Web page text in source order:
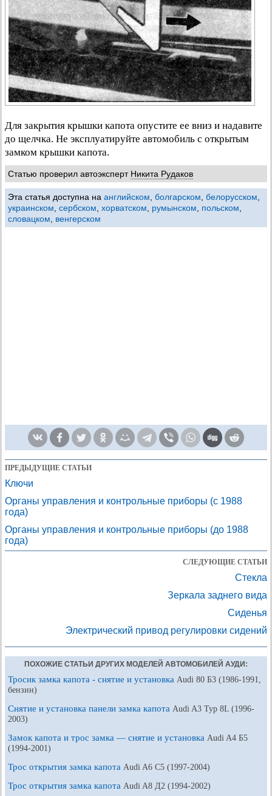
Для закрытия крышки капота опустите ее вниз и надавите
до щелчка. Не эксплуатируйте автомобиль с открытым
замком крышки капота.
Статью проверил автоэксперт Никита Рудаков
Эта статья доступна на английском болгарском белорусском
украинском сербском хорватском румынском польском
словацком
венгерском
ПРЕДЫДУЩИЕ СТАТЬИ
Ключи
Органы управления и контрольные приборы (с 1988
года)
Органы управления и контрольные приборы (до 1988
года)
СЛЕДУЮЩИЕ СТАТЬИ
Стекла
Зеркала заднего вида
Сиденья
Электрический привод регулировки сидений
ПОХОЖИЕ СТАТЬИ ДРУГИХ МОДЕЛЕЙ АВТОМОБИЛЕЙ АУДИ:
Тросик замка капота - снятие и установка Audi 80 Б3 (1986-1991,
бензин)
Снятие и установка панели замка капота Audi A3 Typ 8L (1996-
2003)
Замок капота и трос замка — снятие и установка Audi A4 Б5
(1994-2001)
Трос открытия замка капота Audi A6 С5 (1997-2004)
Трос открытия замка капота Audi A8 Д2 (1994-2002)